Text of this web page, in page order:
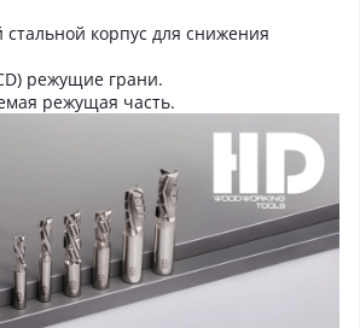
корпус для снижения
режущие грани.
режущая часть.